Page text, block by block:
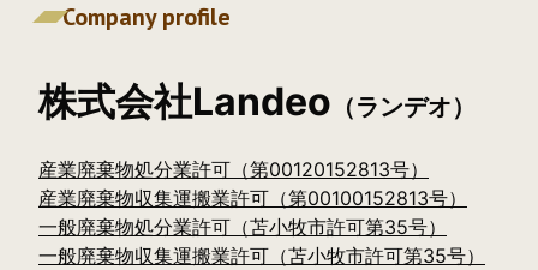
Company profile
株式会社Landeo （ランデオ）
産業廃棄物処分業許可（第00120152813号）
産業廃棄物収集運搬業許可（第00100152813号）
一般廃棄物処分業許可（苫小牧市許可第35号）
一般廃棄物収集運搬業許可（苫小牧市許可第35号）